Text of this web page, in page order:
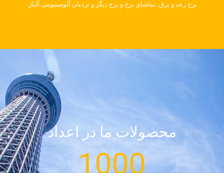
برج رعد و برق, تماشای برج و برج دیگر و نردبان آلومینیومی آلیاژ.
محصولات ما در اعداد
1000